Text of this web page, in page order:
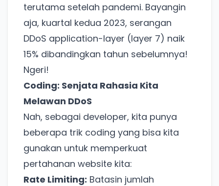
terutama setelah pandemi. Bayangin
aja, kuartal kedua 2023, serangan
DDoS application-layer (layer 7) naik
15% dibandingkan tahun sebelumnya!
Ngeri!
Coding: Senjata Rahasia Kita
Melawan DDoS
Nah, sebagai developer, kita punya
beberapa trik coding yang bisa kita
gunakan untuk memperkuat
pertahanan website kita:
Rate Limiting: Batasin jumlah